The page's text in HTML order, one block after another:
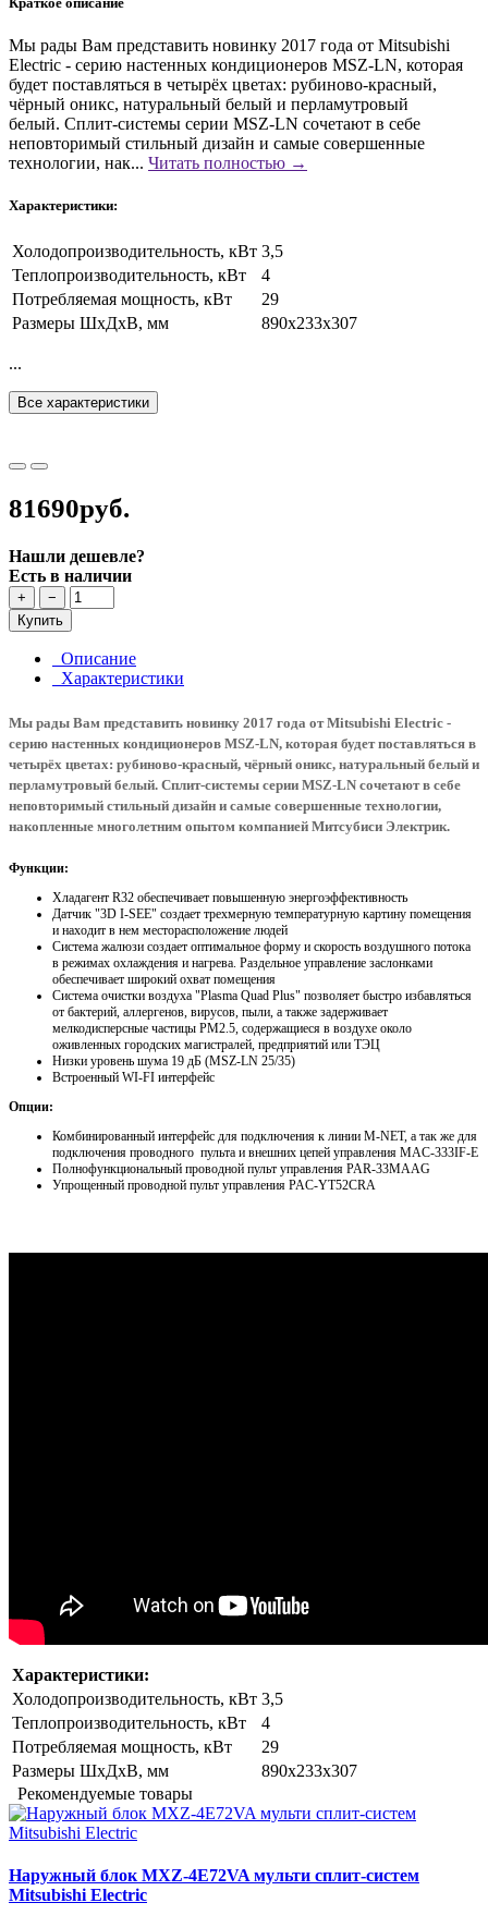
Мы рады Вам представить новинку 2017 года от Mitsubishi
Electric - серию настенных кондиционеров MSZ-LN, которая
будет поставляться в четырёх цветах: рубиново-красный,
чёрный оникс, натуральный белый и перламутровый
белый. Сплит-системы серии MSZ-LN сочетают в себе
неповторимый стильный дизайн и самые совершенные
технологии, нак... Читать полностью →
Характеристики:
Холодопроизводительность, кВт 3,5
Теплопроизводительность, кВт
4
Потребляемая мощность, кВт
29
Размеры ШxДxВ, мм
890х233х307
...
Все характеристики
81690руб.
Нашли дешевле?
Есть в наличии
+
−
Купить
Описание
Характеристики
Мы рады Вам представить новинку 2017 года от Mitsubishi Electric -
серию настенных кондиционеров MSZ-LN, которая будет поставляться в
четырёх цветах: рубиново-красный, чёрный оникс, натуральный белый и
перламутровый белый. Сплит-системы серии MSZ-LN сочетают в себе
неповторимый стильный дизайн и самые совершенные технологии,
накопленные многолетним опытом компанией Митсубиси Электрик.
Функции:
Хладагент R32 обеспечивает повышенную энергоэффективность
Датчик "3D I-SEE" создает трехмерную температурную картину помещения
и находит в нем месторасположение людей
Система жалюзи создает оптимальное форму и скорость воздушного потока
в режимах охлаждения и нагрева. Раздельное управление заслонками
обеспечивает широкий охват помещения
Система очистки воздуха "Plasma Quad Plus" позволяет быстро избавляться
от бактерий, аллергенов, вирусов, пыли, а также задерживает
мелкодисперсные частицы PM2.5, содержащиеся в воздухе около
оживленных городских магистралей, предприятий или ТЭЦ
Низки уровень шума 19 дБ (MSZ-LN 25/35)
Встроенный WI-FI интерфейс
Опции:
Комбинированный интерфейс для подключения к линии M-NET, а так же для
подключения проводного пульта и внешних цепей управления MAC-333IF-E
Полнофункциональный проводной пульт управления PAR-33MAAG
Упрощенный проводной пульт управления PAC-YT52CRA
Характеристики:
Холодопроизводительность, кВт 3,5
Теплопроизводительность, кВт
4
Потребляемая мощность, кВт
29
Размеры ШxДxВ, мм
890х233х307
Рекомендуемые товары
Наружный блок MXZ-4E72VA мульти сплит-систем
Mitsubishi Electric